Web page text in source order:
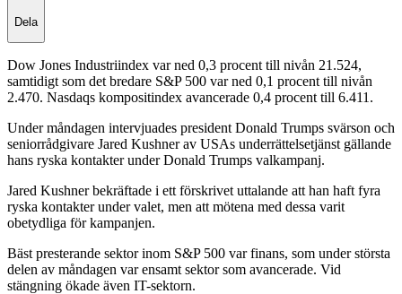
Dela
Dow Jones Industriindex var ned 0,3 procent till nivån 21.524,
samtidigt som det bredare S&P 500 var ned 0,1 procent till nivån
2.470. Nasdaqs kompositindex avancerade 0,4 procent till 6.411.
Under måndagen intervjuades president Donald Trumps svärson och
seniorrådgivare Jared Kushner av USAs underrättelsetjänst gällande
hans ryska kontakter under Donald Trumps valkampanj.
Jared Kushner bekräftade i ett förskrivet uttalande att han haft fyra
ryska kontakter under valet, men att mötena med dessa varit
obetydliga för kampanjen.
Bäst presterande sektor inom S&P 500 var finans, som under största
delen av måndagen var ensamt sektor som avancerade. Vid
stängning ökade även IT-sektorn.